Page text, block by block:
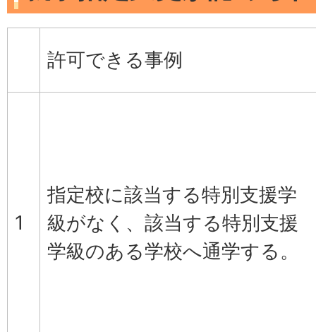
許可できる事例
1
指定校に該当する特別支援学
級がなく、該当する特別支援
学級のある学校へ通学する。